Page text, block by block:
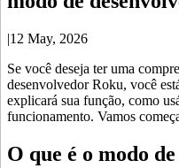
|12 May, 2026
Se você deseja ter uma
desenvolvedor Roku, você
explicará sua função, como
funcionamento. Vamos
O que é o modo